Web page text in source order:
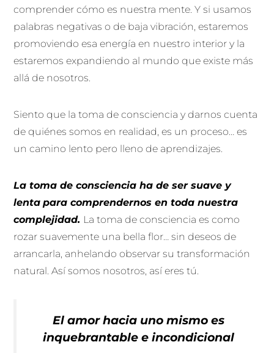
comprender cómo es nuestra mente. Y si usamos
palabras negativas o de baja vibración, estaremos
promoviendo esa energía en nuestro interior y la
estaremos expandiendo al mundo que existe más
allá de nosotros.
Siento que la toma de consciencia y darnos cuenta
de quiénes somos en realidad, es un proceso… es
un camino lento pero lleno de aprendizajes.
La toma de consciencia ha de ser suave y
lenta para comprendernos en toda nuestra
complejidad. La toma de consciencia es como
rozar suavemente una bella flor… sin deseos de
arrancarla, anhelando observar su transformación
natural. Así somos nosotros, así eres tú.
El amor hacia uno mismo es
inquebrantable e incondicional